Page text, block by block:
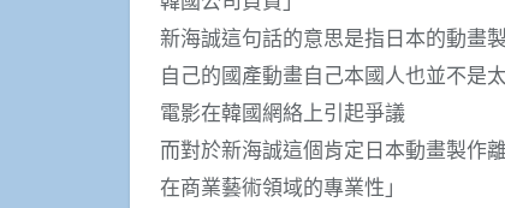
新海誠這句話的意思是指日本的動畫
自己的國產動畫自己本國人也並不是
電影在韓國網絡上引起爭議
而對於新海誠這個肯定日本動畫製作
在商業藝術領域的專業性」